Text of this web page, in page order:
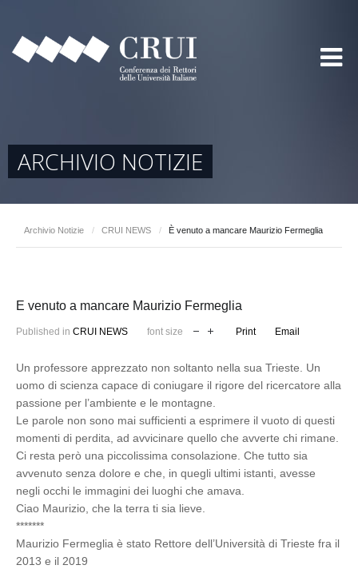
ARCHIVIO NOTIZIE
Archivio Notizie / CRUI NEWS / È venuto a mancare Maurizio Fermeglia
È venuto a mancare Maurizio Fermeglia
Published in CRUI NEWS font size Print Email
Un professore apprezzato non soltanto nella sua Trieste. Un
uomo di scienza capace di coniugare il rigore del ricercatore alla
passione per l’ambiente e le montagne.
Le parole non sono mai sufficienti a esprimere il vuoto di questi
momenti di perdita, ad avvicinare quello che avverte chi rimane.
Ci resta però una piccolissima consolazione. Che tutto sia
avvenuto senza dolore e che, in quegli ultimi istanti, avesse
negli occhi le immagini dei luoghi che amava.
Ciao Maurizio, che la terra ti sia lieve.
*******
Maurizio Fermeglia è stato Rettore dell’Università di Trieste fra il
2013 e il 2019